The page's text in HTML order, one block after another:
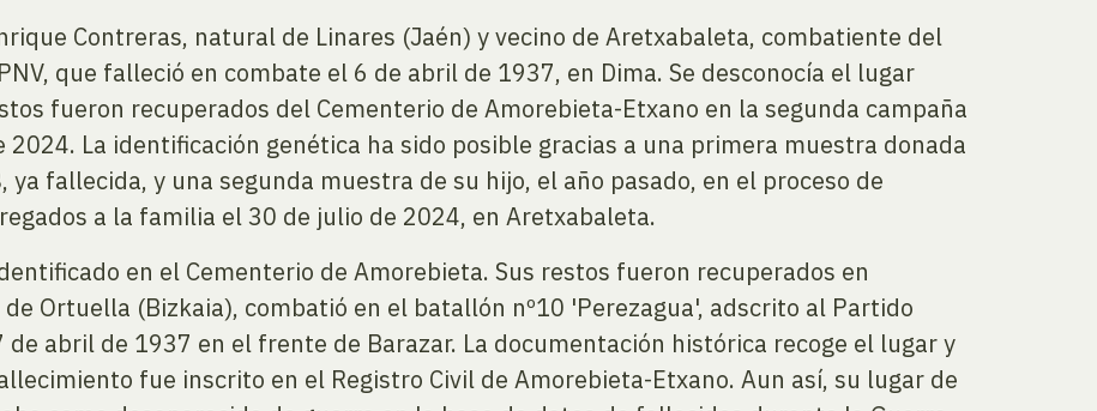
Contreras, natural de Linares (Jaén) y vecino de Aretxabaleta, combatiente del
que falleció en combate el 6 de abril de 1937, en Dima. Se desconocía el lugar
fueron recuperados del Cementerio de Amorebieta-Etxano en la segunda campaña
2024. La identificación genética ha sido posible gracias a una primera muestra donada
ya fallecida, y una segunda muestra de su hijo, el año pasado, en el proceso de
a la familia el 30 de julio de 2024, en Aretxabaleta.
en el Cementerio de Amorebieta. Sus restos fueron recuperados en
Ortuella (Bizkaia), combatió en el batallón nº10 'Perezagua', adscrito al Partido
abril de 1937 en el frente de Barazar. La documentación histórica recoge el lugar y
fue inscrito en el Registro Civil de Amorebieta-Etxano. Aun así, su lugar de